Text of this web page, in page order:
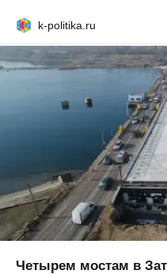
k-politika.ru
Четырем мостам в